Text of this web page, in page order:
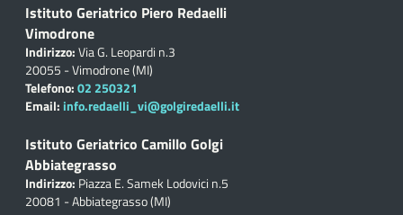
Istituto Geriatrico Piero Redaelli
Vimodrone
Indirizzo:Via G. Leopardi n.3
20055 - Vimodrone (MI)
Telefono:02 250321
Email: info.redaelli_vi@golgiredaelli.it
Istituto Geriatrico Camillo Golgi
Abbiategrasso
Indirizzo: Piazza E. Samek Lodovici n.5
20081 - Abbiategrasso (MI)